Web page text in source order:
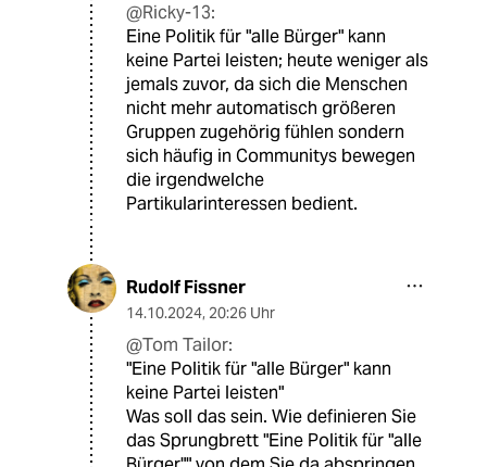
@Ricky-13:
Eine Politik für "alle Bürger" kann
keine Partei leisten; heute weniger als
jemals zuvor, da sich die Menschen
nicht mehr automatisch größeren
Gruppen zugehörig fühlen sondern
sich häufig in Communitys bewegen
die irgendwelche
Partikularinteressen bedient.
Rudolf Fissner
14.10.2024, 20:26 Uhr
@Tom Tailor:
"Eine Politik für "alle Bürger" kann
keine Partei leisten"
Was soll das sein. Wie definieren Sie
das Sprungbrett "Eine Politik für "alle